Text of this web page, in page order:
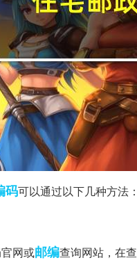
码可以通过以下几种方法：
网或邮编查询网站，在